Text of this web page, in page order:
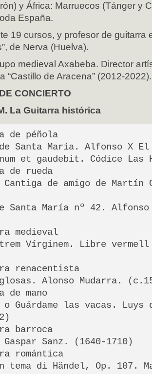
y África: Marruecos (Tánger y
España.
19 cursos, y profesor de guitarra
de Nerva (Huelva).
medieval Axabeba. Director
“Castillo de Aracena” (2012-2022).
CONCIERTO
La Guitarra histórica
de péñola
Santa María. Alfonso X
et gaudebit. Códice Las
de rueda
Cantiga de amigo de Martín
Santa María nº 42.
medieval
Vírginem. Libre
renacentista
Alonso Mudarra.
de mano
o Guárdame las vacas. Luys
barroca
Sanz. (1640-1710)
romántica
tema di Händel, Op. 107.